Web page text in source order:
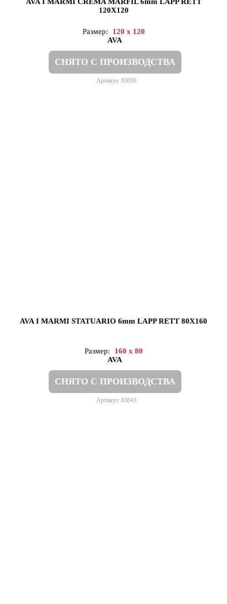
120X120
Размер:
120 x 120
AVA
СНЯТО С ПРОИЗВОДСТВА
Артикул: 83039
AVA I MARMI STATUARIO 6mm LAPP RETT 80X160
Размер:
160 x 80
AVA
СНЯТО С ПРОИЗВОДСТВА
Артикул: 83043